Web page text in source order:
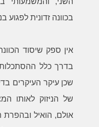
בכוונה זדונית לפגוע
אין ספק שיסוד
בדרך כלל ההסתכלות
שכן עיקר העיקרים
של הניזוק לאותו
אולם, הואיל ובהפרת